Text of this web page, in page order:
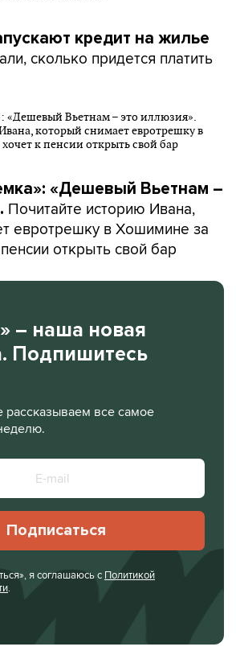
кредит на жилье
сколько придется платить
«Дешевый Вьетнам –
Почитайте историю Ивана,
евротрешку в Хошимине за
открыть свой бар
– наша новая
Подпишитесь
все самое
Подписаться
я соглашаюсь с Политикой
.